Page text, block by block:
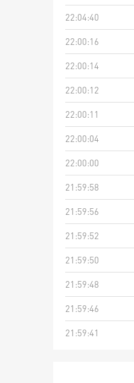
22:04:40
22:00:16
22:00:14
22:00:12
22:00:11
22:00:04
22:00:00
21:59:58
21:59:56
21:59:52
21:59:50
21:59:48
21:59:46
21:59:41